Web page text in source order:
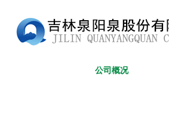
公司概况